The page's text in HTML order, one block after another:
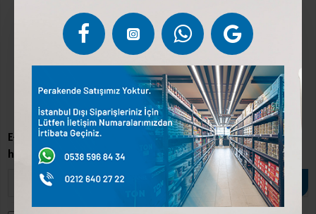
Sosyal Medya
Kampanyalardan Haberdar Ol
E-Posta adresinizle bültene abone olarak kampanyalardan
haberdar olun.